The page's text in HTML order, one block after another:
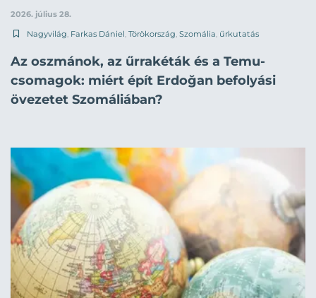
2026. július 28.
Nagyvilág, Farkas Dániel, Törökország, Szomália, űrkutatás
Az oszmánok, az űrrakéták és a Temu-
csomagok: miért épít Erdoğan befolyási
övezetet Szomáliában?